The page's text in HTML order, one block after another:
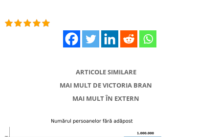
ARTICOLE SIMILARE
MAI MULT DE VICTORIA BRAN
MAI MULT ÎN EXTERN